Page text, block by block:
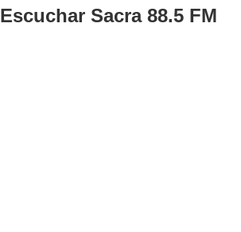
Escuchar Sacra 88.5 FM